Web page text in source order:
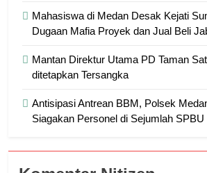
Mahasiswa di Medan Desak Kejati
Dugaan Mafia Proyek dan Jual Beli
Mantan Direktur Utama PD Taman
ditetapkan Tersangka
Antisipasi Antrean BBM, Polsek
Siagakan Personel di Sejumlah SPBU